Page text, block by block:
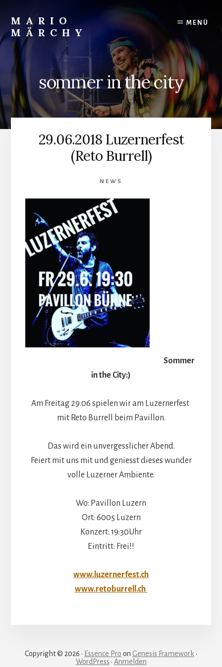
content
MARIO
MÄRCHY
Live
Studiodrummer
MENÜ
sommer in the city
29.06.2018 Luzernerfest
(Reto Burrell)
NEWS
Sommer
in the City:)
Am Freitag 29.06 spielen wir am Luzernerfest
mit Reto Burrell beim Pavillon.
Das wird ein unvergesslicher Abend.
Feiert mit uns mit und geniesst dieses wunder
volle Luzerner Ambiente.
Wo: Pavillon Luzern
Ort: 6005 Luzern
Konzert: 19:30Uhr
Eintritt: Frei!!
www.luzernerfest.ch
www.retoburrell.ch
Copyright © 2026 · Essence Pro on Genesis Framework ·
WordPress · Anmelden